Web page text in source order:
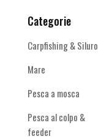
Categorie
Carpfishing & Siluro
Mare
Pesca a mosca
Pesca al colpo &
feeder